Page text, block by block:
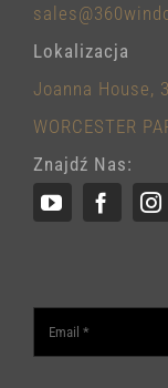
Lokalizacja
Joanna House,
WORCESTER
Znajdź Nas: